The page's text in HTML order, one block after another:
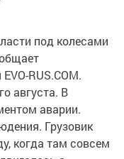
RUS.COM.
августа. В
аварии.
Грузовик
когда там совсем
с